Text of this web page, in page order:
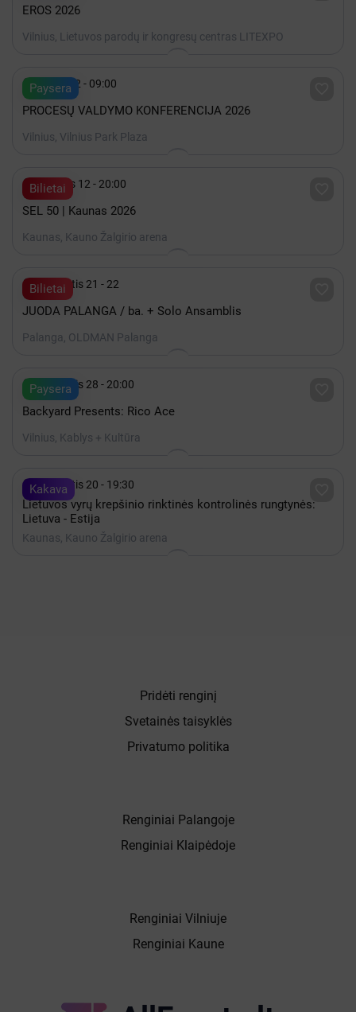
EROS 2026
Vilnius, Lietuvos parodų ir kongresų centras LITEXPO
Paysera
 Spalis 22 - 09:00
PROCESŲ VALDYMO KONFERENCIJA 2026
Vilnius, Vilnius Park Plaza
Bilietai
 Gruodis 12 - 20:00
SEL 50 | Kaunas 2026
Kaunas, Kauno Žalgirio arena
Bilietai
 Rugpjūtis 21 - 22
JUODA PALANGA / ba. + Solo Ansamblis
Palanga, OLDMAN Palanga
Paysera
 Rugpjūtis 28 - 20:00
Backyard Presents: Rico Ace
Vilnius, Kablys + Kultūra
Kakava
 Rugpjūtis 20 - 19:30
Lietuvos vyrų krepšinio rinktinės kontrolinės rungtynės:
Lietuva - Estija
Kaunas, Kauno Žalgirio arena
Renginiai Vilniuje
Renginiai Kaune
Renginiai Palangoje
Renginiai Klaipėdoje
Pridėti renginį
Svetainės taisyklės
Privatumo politika